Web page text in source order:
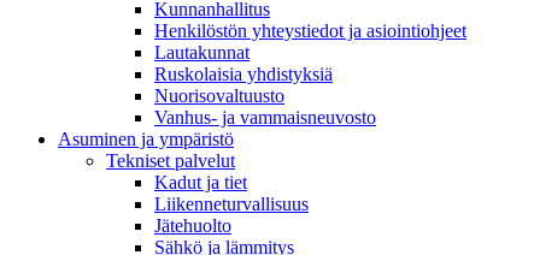
Kunnanhallitus
Henkilöstön yhteystiedot ja asiointiohjeet
Lautakunnat
Ruskolaisia yhdistyksiä
Nuorisovaltuusto
Vanhus- ja vammaisneuvosto
Asuminen ja ympäristö
Tekniset palvelut
Kadut ja tiet
Liikenneturvallisuus
Jätehuolto
Sähkö ja lämmitys